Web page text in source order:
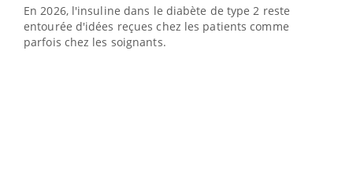
En 2026, l'insuline dans le diabète de type 2 reste
entourée d'idées reçues chez les patients comme
parfois chez les soignants.